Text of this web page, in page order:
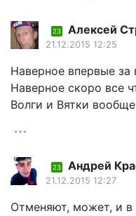
23 Алексей
21.12.2015 12:25
Наверное впервые
Наверное скоро все
Волги и Вятки
23 Андрей
21.12.2015 12:27
Отменяют, может, и в